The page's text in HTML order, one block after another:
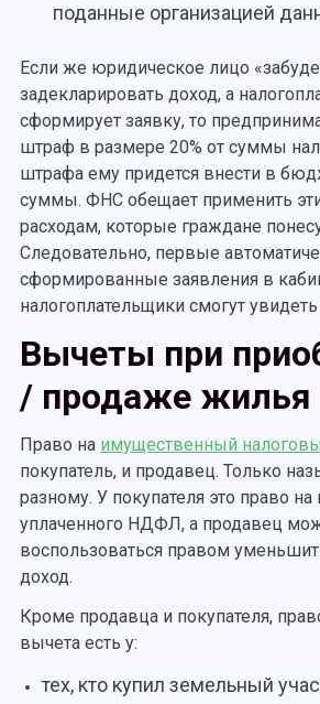
поданные организацией
Если же юридическое лицо
задекларировать доход, а
сформирует заявку, то
штраф в размере 20% от суммы
штрафа ему придется внести в
суммы. ФНС обещает применить
расходам, которые граждане
Следовательно, первые
сформированные заявления в
налогоплательщики смогут
Вычеты при
/ продаже жилья
Право на имущественный
покупатель, и продавец. Только
разному. У покупателя это право на
уплаченного НДФЛ, а продавец
воспользоваться правом
доход.
Кроме продавца и покупателя,
вычета есть у:
тех, кто купил земельный